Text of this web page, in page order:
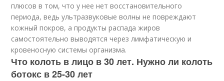
плюсов в том, что у нее нет восстановительного
периода, ведь ультразвуковые волны не повреждают
кожный покров, а продукты распада жиров
самостоятельно выводятся через лимфатическую и
кровеносную системы организма.
Что колоть в лицо в 30 лет. Нужно ли колоть
ботокс в 25-30 лет